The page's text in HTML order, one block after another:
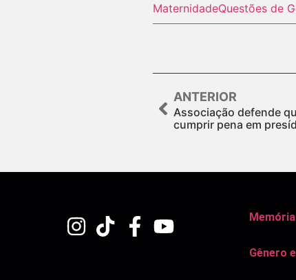
MaternidadeQuestões de
ANTERIOR
Associação defende
cumprir pena em
Gênero